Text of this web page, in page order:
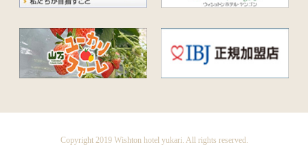
Copyright 2019 Wishton hotel yukari. All rights reserved.